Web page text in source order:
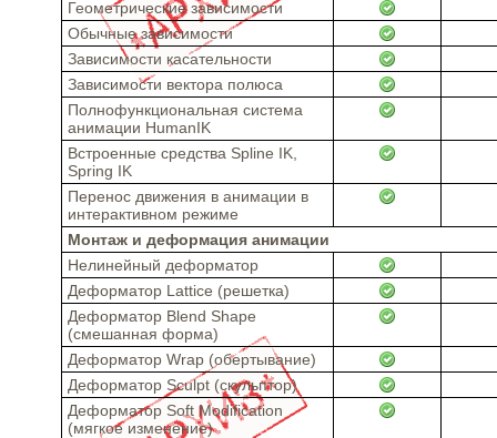
Геометрические зависимости
Обычные зависимости
Зависимости касательности
Зависимости вектора полюса
Полнофункциональная система
анимации HumanIK
Встроенные средства Spline IK,
Spring IK
Перенос движения в анимации в
интерактивном режиме
Монтаж и деформация анимации
Нелинейный деформатор
Деформатор Lattice (решетка)
Деформатор Blend Shape
(смешанная форма)
Деформатор Wrap (обертывание)
Деформатор Sculpt (cкульптор)
Деформатор Soft Modification
(мягкое изменение)